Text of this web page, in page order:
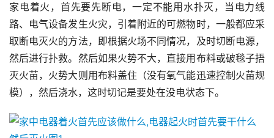
家电着火，首先要先断电，一定不能用水扑灭，当电力线
路、电气设备发生火灾，引着附近的可燃物时，一般都应采
取断电灭火的方法，即根据火场不同情况，及时切断电源，
然后进行扑救。然后如果火势不大，直接用布料或破毯子捂
灭火苗，火势大则用布料盖住（没有氧气能迅速控制火苗规
模），然后浇水，这时切记是要处在没电状态下。